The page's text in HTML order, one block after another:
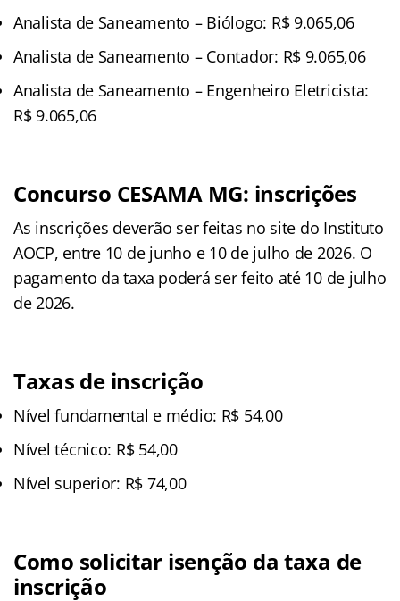
Analista de Saneamento – Biólogo: R$ 9.065,06
Analista de Saneamento – Contador: R$ 9.065,06
Analista de Saneamento – Engenheiro Eletricista:
R$ 9.065,06
Concurso CESAMA MG: inscrições
As inscrições deverão ser feitas no site do Instituto
AOCP, entre 10 de junho e 10 de julho de 2026. O
pagamento da taxa poderá ser feito até 10 de julho
de 2026.
Taxas de inscrição
Nível fundamental e médio: R$ 54,00
Nível técnico: R$ 54,00
Nível superior: R$ 74,00
Como solicitar isenção da taxa de
inscrição